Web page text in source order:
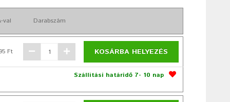
val Darabszám
Ft KOSÁRBA HELYEZÉS
Szállítási határidő 7- 10 nap